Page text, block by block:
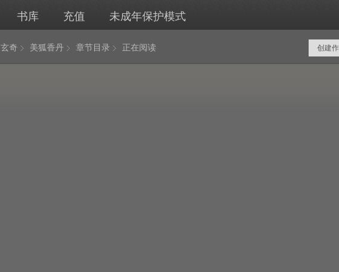
书库 充值 未成年保护模式
玄奇 美狐香丹 章节目录 正在阅读 创建